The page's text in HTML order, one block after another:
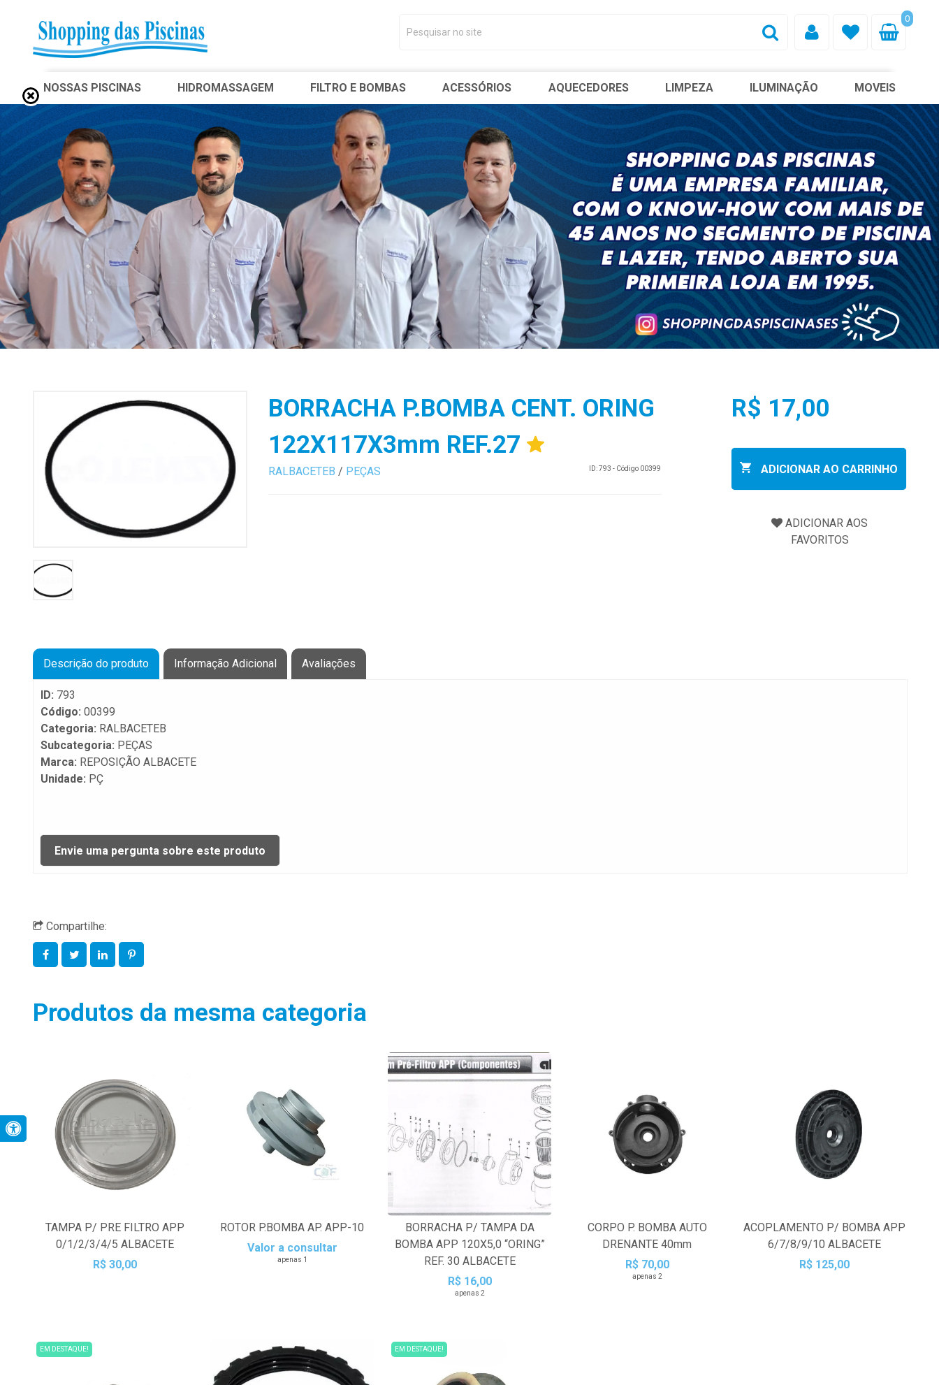
0
NOSSAS PISCINAS HIDROMASSAGEM FILTRO E BOMBAS ACESSÓRIOS AQUECEDORES LIMPEZA ILUMINAÇÃO MOVEIS
BORRACHA P.BOMBA CENT. ORING
122X117X3mm REF.27
RALBACETEB / PEÇAS ID: 793 - Código 00399
R$ 17,00
ADICIONAR AO CARRINHO
Descrição do produto Informação Adicional Avaliações
ID: 793
Código: 00399
Categoria: RALBACETEB
Subcategoria: PEÇAS
Marca: REPOSIÇÃO ALBACETE
Unidade: PÇ
Compartilhe:
Produtos da mesma categoria
TAMPA P/ PRE FILTRO APP
0/1/2/3/4/5 ALBACETE
R$ 30,00
ROTOR P.BOMBA AP. APP-10
Valor a consultar
apenas 1
BORRACHA P/ TAMPA DA
BOMBA APP 120X5,0 “ORING”
REF. 30 ALBACETE
R$ 16,00
apenas 2
CORPO P. BOMBA AUTO
DRENANTE 40mm
R$ 70,00
apenas 2
ACOPLAMENTO P/ BOMBA APP
6/7/8/9/10 ALBACETE
R$ 125,00
EM DESTAQUE! EM DESTAQUE!